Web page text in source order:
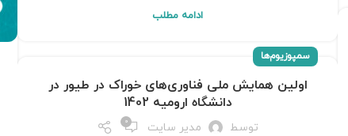
ادامه مطلب
سمپوزیوم‌ها
اولین همایش ملی فناوری‌های خوراک در طیور در
دانشگاه ارومیه 1402
توسط مدیر سایت 0